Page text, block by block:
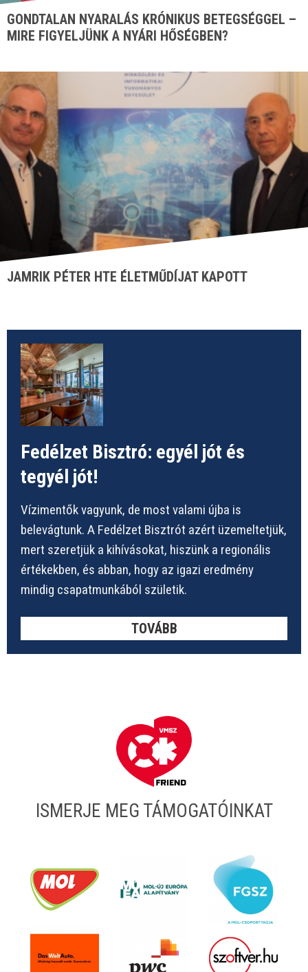
GONDTALAN NYARALÁS KRÓNIKUS BETEGSÉGGEL –
MIRE FIGYELJÜNK A NYÁRI HŐSÉGBEN?
JAMRIK PÉTER HTE ÉLETMŰDÍJAT KAPOTT
Fedélzet Bisztró: egyél jót és
tegyél jót!
Vízimentők vagyunk, de most valami újba is
belevágtunk. A Fedélzet Bisztrót azért üzemeltetjük,
mert szeretjük a kihívásokat, hiszünk a regionális
értékekben, és abban, hogy az igazi eredmény
mindig csapatmunkából születik.
TOVÁBB
ISMERJE MEG TÁMOGATÓINKAT